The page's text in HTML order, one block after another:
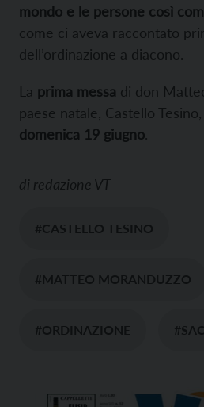
mondo e le persone così
come ci aveva raccontato
dell’ordinazione a diacono.
La prima messa di don
paese natale, Castello
domenica 19 giugno.
di redazione VT
#CASTELLO TESINO
#MATTEO MORANDUZZO
#ORDINAZIONE